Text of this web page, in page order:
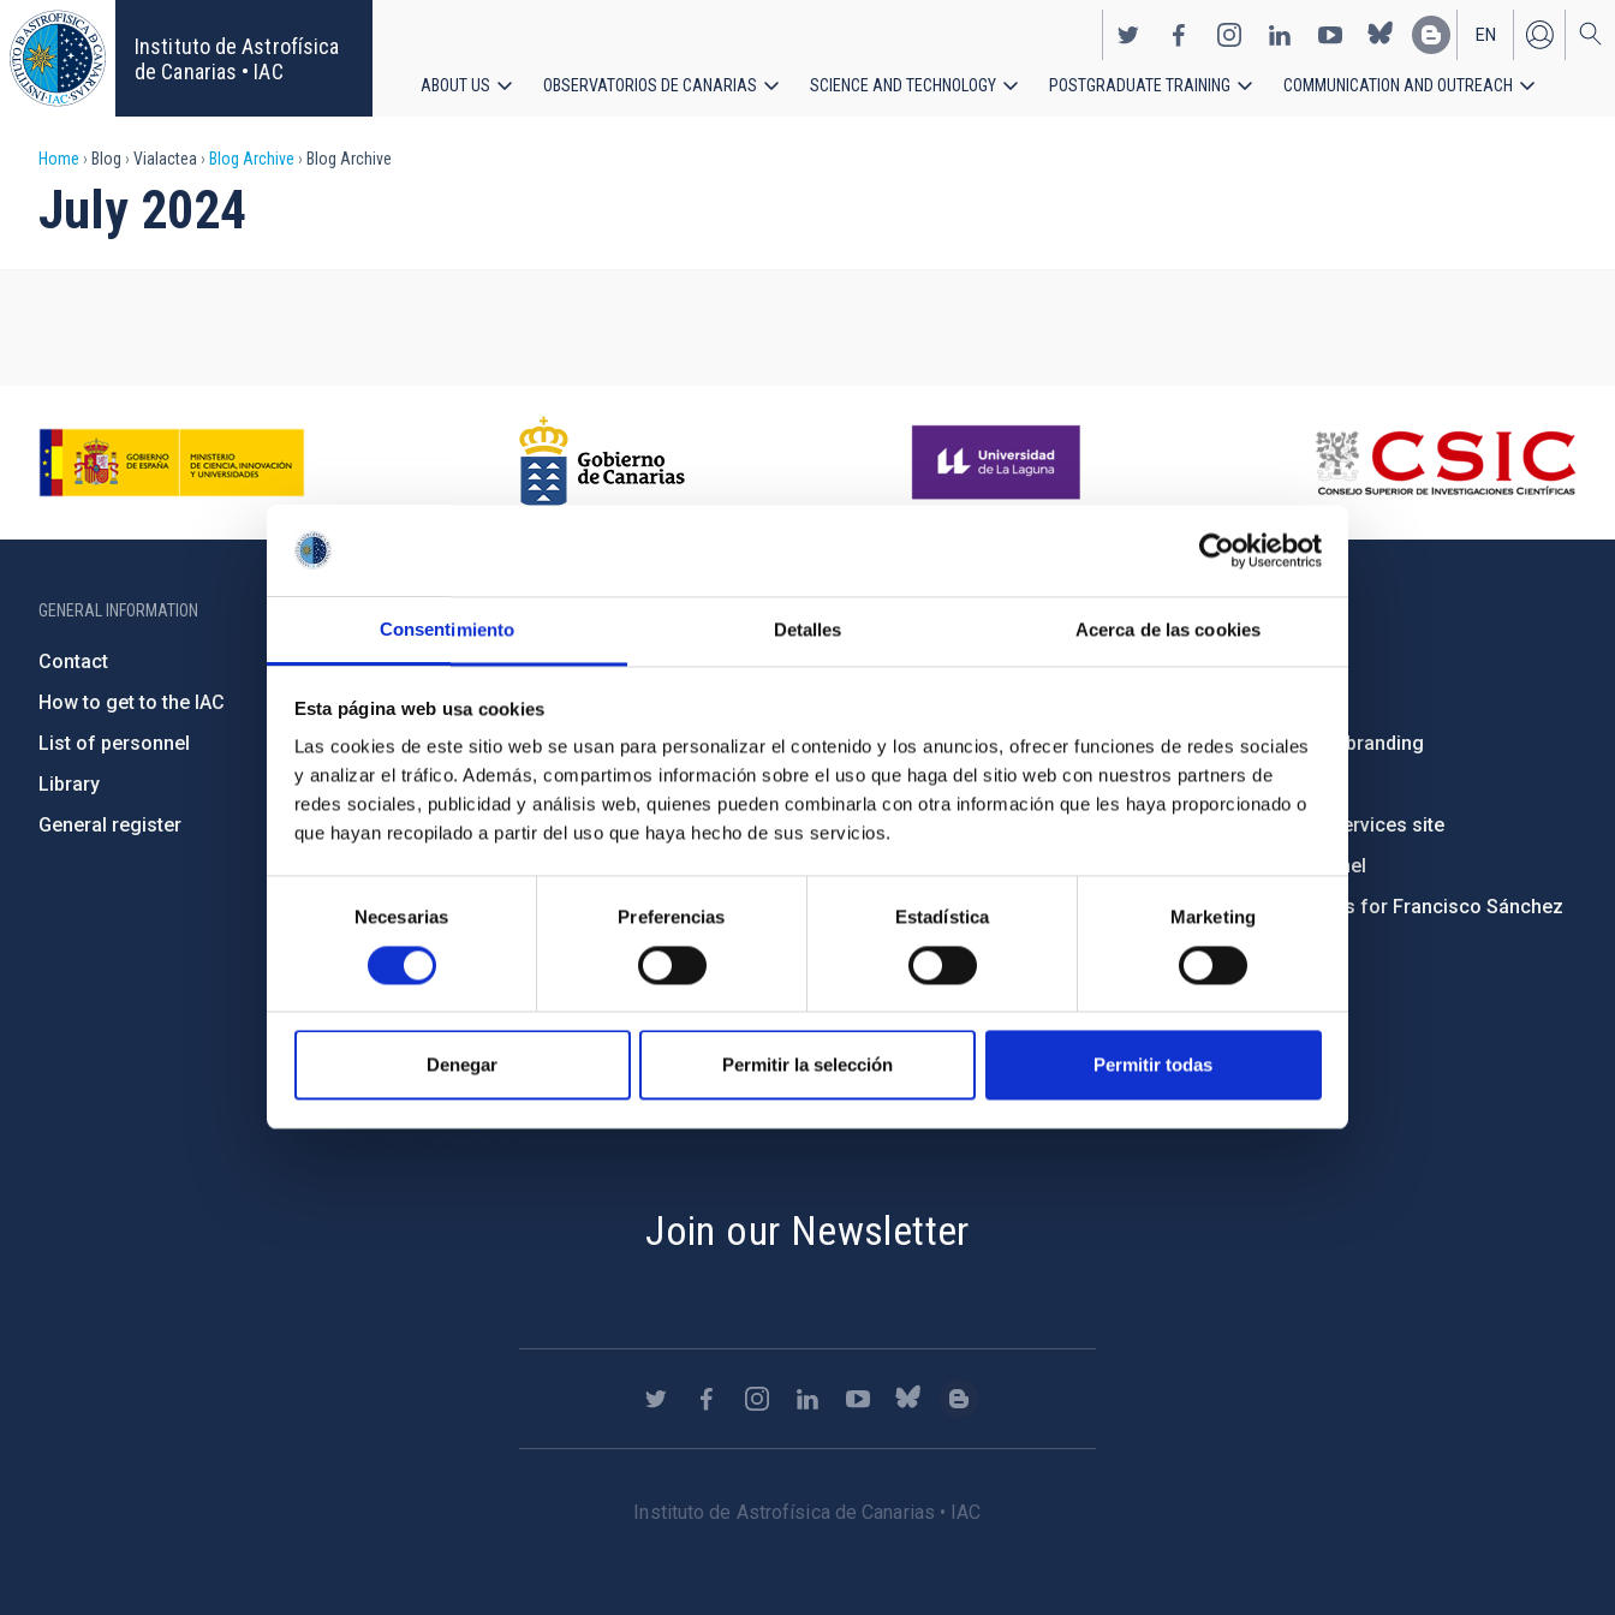
Consentimiento Detalles Acerca de las cookies
Esta página web usa cookies
Las cookies de este sitio web se usan para personalizar el contenido y los anuncios, ofrecer funciones de redes sociales
y analizar el tráfico. Además, compartimos información sobre el uso que haga del sitio web con nuestros partners de
redes sociales, publicidad y análisis web, quienes pueden combinarla con otra información que les haya proporcionado o
que hayan recopilado a partir del uso que haya hecho de sus servicios.
consentimiento
Necesarias Preferencias Estadística Marketing
Denegar Permitir la selección Permitir todas
Skip
to
main
content
Instituto de Astrofísica
de Canarias • IAC
EN
ES
ABOUT US OBSERVATORIOS DE CANARIAS SCIENCE AND TECHNOLOGY POSTGRADUATE TRAINING COMMUNICATION AND OUTREACH
Breadcrumb
Home Blog Vialactea Blog Archive Blog Archive
July 2024
GENERAL INFORMATION
Contact
How to get to the IAC
List of personnel
Library
General register
Legislation
Transparency
Code of ethics and anti-fraud policy
Gender equality and diversity
Environment and Sustainability
Severo Ochoa Programme
IAC Friends
Sitemap
Legal notice
Cookies policy
Accessibility
Employment
Institutional branding
RSS
Electronic services site
Ethics channel
Condolences for Francisco Sánchez
PostFooter > Newsletter link
Join our Newsletter
Instituto de Astrofísica de Canarias • IAC